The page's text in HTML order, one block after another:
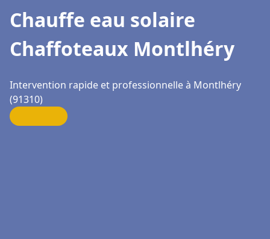
Chauffe eau solaire
Chaffoteaux Montlhéry
Intervention rapide et professionnelle à Montlhéry
(91310)